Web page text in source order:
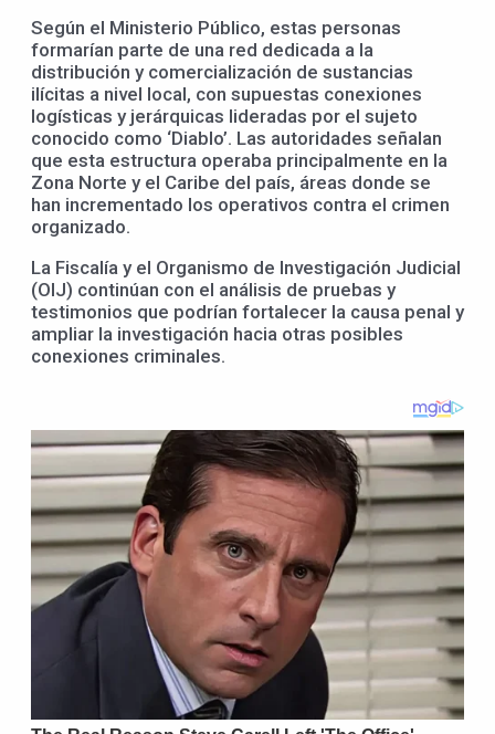
Según el Ministerio Público, estas personas
formarían parte de una red dedicada a la
distribución y comercialización de sustancias
ilícitas a nivel local, con supuestas conexiones
logísticas y jerárquicas lideradas por el sujeto
conocido como ‘Diablo’. Las autoridades señalan
que esta estructura operaba principalmente en la
Zona Norte y el Caribe del país, áreas donde se
han incrementado los operativos contra el crimen
organizado.
La Fiscalía y el Organismo de Investigación Judicial
(OIJ) continúan con el análisis de pruebas y
testimonios que podrían fortalecer la causa penal y
ampliar la investigación hacia otras posibles
conexiones criminales.